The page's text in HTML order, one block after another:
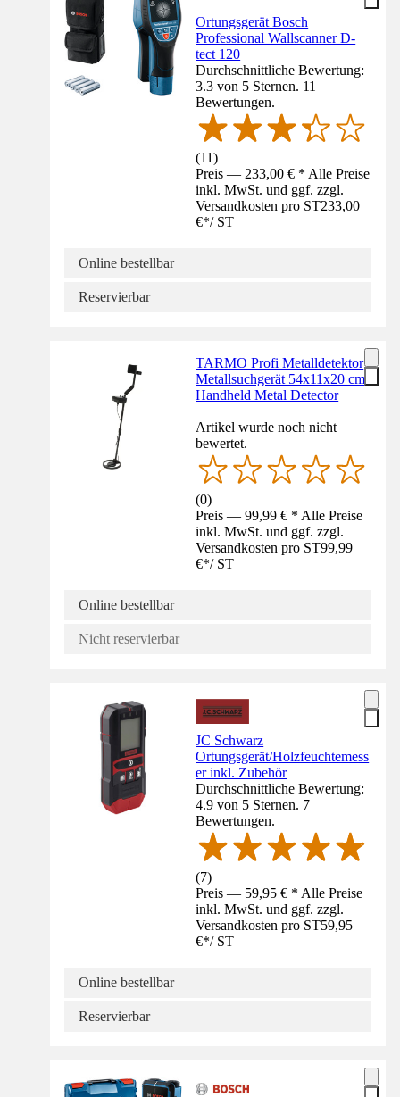
Ortungsgerät Bosch
Professional Wallscanner D-
tect 120
Durchschnittliche Bewertung:
3.3 von 5 Sternen. 11
Bewertungen.
(11)
Preis — 233,00 € * Alle Preise
inkl. MwSt. und ggf. zzgl.
Versandkosten pro ST233,00
€*/ ST
Online bestellbar
Reservierbar
TARMO Profi Metalldetektor
Metallsuchgerät 54x11x20 cm
Handheld Metal Detector
Artikel wurde noch nicht
bewertet.
(0)
Preis — 99,99 € * Alle Preise
inkl. MwSt. und ggf. zzgl.
Versandkosten pro ST99,99
€*/ ST
Online bestellbar
Nicht reservierbar
JC Schwarz
Ortungsgerät/Holzfeuchtemess
er inkl. Zubehör
Durchschnittliche Bewertung:
4.9 von 5 Sternen. 7
Bewertungen.
(7)
Preis — 59,95 € * Alle Preise
inkl. MwSt. und ggf. zzgl.
Versandkosten pro ST59,95
€*/ ST
Online bestellbar
Reservierbar